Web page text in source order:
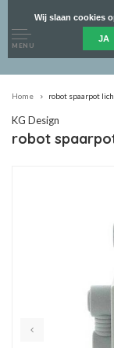
MENU
Home robot spaarpot
KG Design
robot
Wij slaan cookies
JA